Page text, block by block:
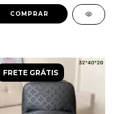
FRETE GRÁTIS